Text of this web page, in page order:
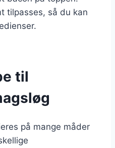
tilpasses, så du kan
til
på mange måder